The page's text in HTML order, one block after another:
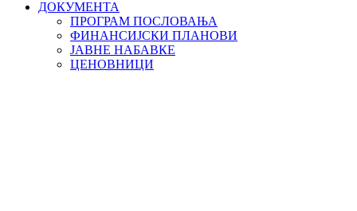
ДОКУМЕНТА
ПРОГРАМ ПОСЛОВАЊА
ФИНАНСИЈСКИ ПЛАНОВИ
ЈАВНЕ НАБАВКЕ
ЦЕНОВНИЦИ